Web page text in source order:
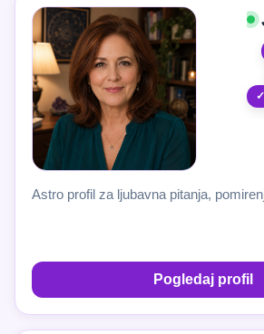
Astro profil za ljubavna pitanja,
Pogledaj profil